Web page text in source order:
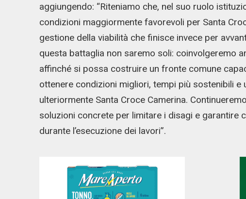
aggiungendo: “Riteniamo che, nel suo ruolo
condizioni maggiormente favorevoli per Santa
gestione della viabilità che finisce invece per
questa battaglia non saremo soli: coinvolgeremo
affinché si possa costruire un fronte comune
ottenere condizioni migliori, tempi più sostenibili e
ulteriormente Santa Croce Camerina.
soluzioni concrete per limitare i disagi e garantire
durante l’esecuzione dei lavori”.